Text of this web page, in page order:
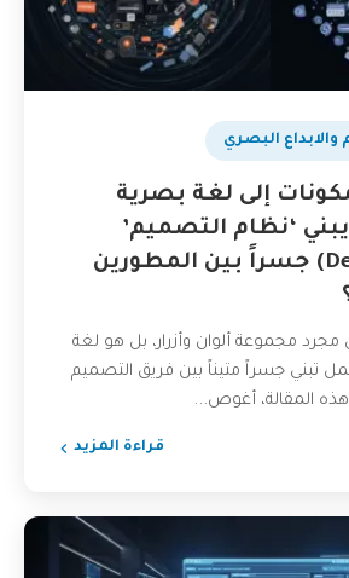
البصري
إلى لغة بصرية
‘نظام التصميم’
(Design System) جسراً بين المطورين
مجموعة ألوان وأزرار، بل هو لغة
تبني جسراً متيناً بين فريق التصميم
المقالة، أغوص...
قراءة المزيد